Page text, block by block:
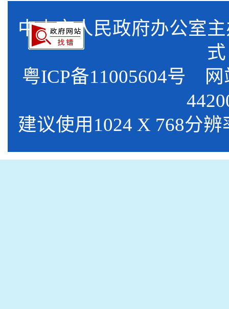
中山市人民政府办公
式
粤ICP备11005604号 网
建议使用1024 X 768分